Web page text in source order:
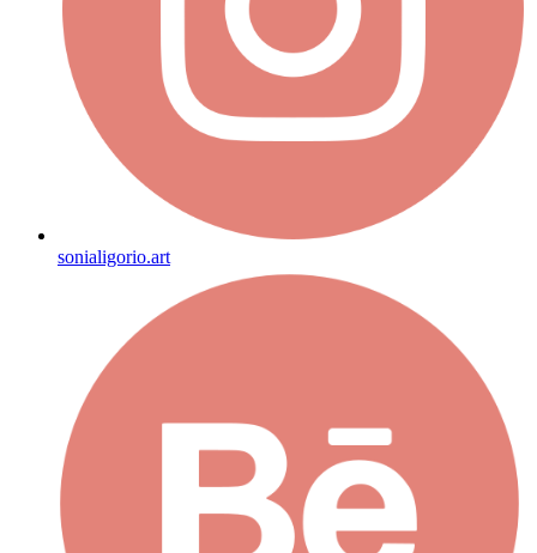
sonialigorio.art